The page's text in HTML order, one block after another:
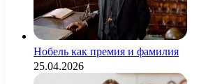
Нобель как премия и фамилия
25.04.2026